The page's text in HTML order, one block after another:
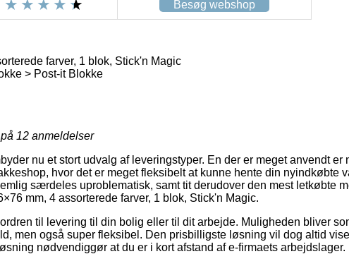
Besøg webshop
farver, 1 blok, Stick'n Magic
> Post-it Blokke
12 anmeldelser
nu et stort udvalg af leveringstyper. En der er meget anvendt er
hvor det er meget fleksibelt at kunne hente din nyindkøbte
særdeles uproblematisk, samt tit derudover den mest letkøbte
mm, 4 assorterede farver, 1 blok, Stick'n Magic.
til levering til din bolig eller til dit arbejde. Muligheden bliver
men også super fleksibel. Den prisbilligste løsning vil dog altid
nødvendiggør at du er i kort afstand af e-firmaets arbejdslager.